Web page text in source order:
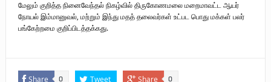
மேலும் குறித்த நினைவேந்தல் நிகழ்வில் திருகோணமலை மறைமாவட்ட ஆயர்
நோயல் இம்மானுவல், மற்றும் இந்து மதத் தலைவர்கள் உட்பட பொது மக்கள் பலர்
பங்கேற்றமை குறிப்பிடத்தக்கது.
Share 0 Tweet Share 0